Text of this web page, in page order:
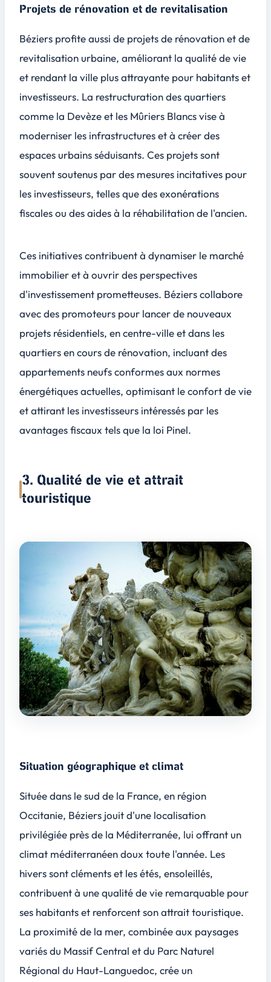
Projets de rénovation et de revitalisation
Béziers profite aussi de projets de rénovation et de
revitalisation urbaine, améliorant la qualité de vie
et rendant la ville plus attrayante pour habitants et
investisseurs. La restructuration des quartiers
comme la Devèze et les Mûriers Blancs vise à
moderniser les infrastructures et à créer des
espaces urbains séduisants. Ces projets sont
souvent soutenus par des mesures incitatives pour
les investisseurs, telles que des exonérations
fiscales ou des aides à la réhabilitation de l'ancien.
Ces initiatives contribuent à dynamiser le marché
immobilier et à ouvrir des perspectives
d'investissement prometteuses. Béziers collabore
avec des promoteurs pour lancer de nouveaux
projets résidentiels, en centre-ville et dans les
quartiers en cours de rénovation, incluant des
appartements neufs conformes aux normes
énergétiques actuelles, optimisant le confort de vie
et attirant les investisseurs intéressés par les
avantages fiscaux tels que la loi Pinel.
3. Qualité de vie et attrait
touristique
Situation géographique et climat
Située dans le sud de la France, en région
Occitanie, Béziers jouit d'une localisation
privilégiée près de la Méditerranée, lui offrant un
climat méditerranéen doux toute l'année. Les
hivers sont cléments et les étés, ensoleillés,
contribuent à une qualité de vie remarquable pour
ses habitants et renforcent son attrait touristique.
La proximité de la mer, combinée aux paysages
variés du Massif Central et du Parc Naturel
Régional du Haut-Languedoc, crée un